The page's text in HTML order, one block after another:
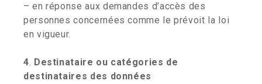
– en réponse aux demandes d’accès des
personnes concernées comme le prévoit la loi
en vigueur.
4. Destinataire ou catégories de
destinataires des données